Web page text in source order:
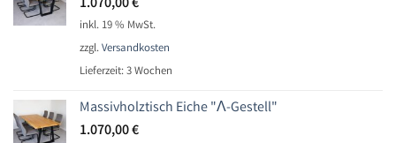
inkl. 19 % MwSt.
zzgl.Versandkosten
Lieferzeit:3 Wochen
Massivholztisch Eiche "Ʌ-Gestell"
1.070,00€